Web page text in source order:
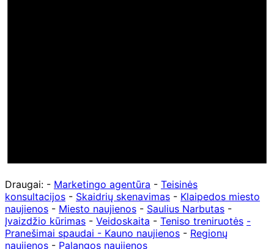
Draugai: - Marketingo agentūra - Teisinės
konsultacijos - Skaidrių skenavimas - Klaipedos miesto
naujienos - Miesto naujienos - Saulius Narbutas -
Įvaizdžio kūrimas - Veidoskaita - Teniso treniruotės -
Pranešimai spaudai - Kauno naujienos - Regionų
naujienos - Palangos naujienos